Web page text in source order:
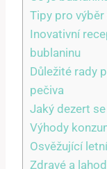
Tipy pro
Inovativní
bublaninu
Důležité rady
pečiva
Jaký dezert
Výhody
Osvěžující
Zdravé a